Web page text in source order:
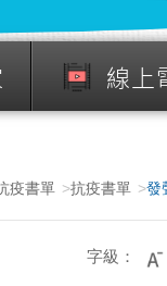
線上
疫書單 抗疫書單 發
字級：